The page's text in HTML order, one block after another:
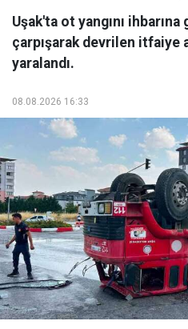
Uşak'ta ot yangını
çarpışarak devrilen itfaiye
yaralandı.
08.08.2026 16:33